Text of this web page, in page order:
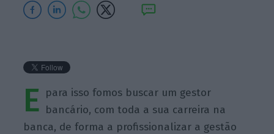
E para isso fomos buscar um gestor
bancário, com toda a sua carreira na
banca, de forma a profissionalizar a gestão